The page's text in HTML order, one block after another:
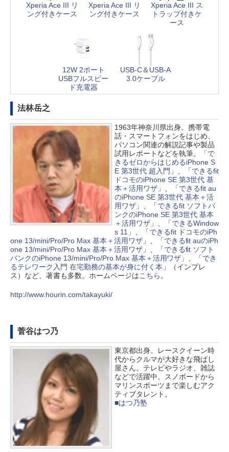
Xperia Ace III リ
ング付きケース
Xperia Ace III リ
ング付きケース
Xperia Ace III ス
トラップ付きケ
ース
12W 2ポート
USBフルスピー
ド充電器
USB-C＆USB-A
3.0ケーブル
法林岳之
1963年神奈川県出身。携帯電
話・スマートフォンをはじめ、
パソコン関連の解説記事や製品
試用レポートなどを執筆。「で
きるゼロからはじめるiPhone S
E 第3世代 超入門 」、「できるfit
ドコモのiPhone SE 第3世代 基
本＋活用ワザ」、「できるfit au
のiPhone SE 第3世代 基本＋活
用ワザ」、「できるfit ソフトバ
ンクのiPhone SE 第3世代 基本
＋活用ワザ」、「できるWindow
s 11 」、「できるfit ドコモのiPh
one 13/mini/Pro/Pro Max 基本＋活用ワザ」、「できるfit auのiPh
one 13/mini/Pro/Pro Max 基本＋活用ワザ」、「できるfit ソフト
バンクのiPhone 13/mini/Pro/Pro Max 基本＋活用ワザ 」、「でき
るテレワーク入門 在宅勤務の基本が身に付く本 」（インプレ
ス）など、著書も多数。ホームページはこちら 。
http://www.hourin.com/takayuki/
菅谷はつ乃
東京都出身。レースクイーン時
代からクルマが大好きな飛ばし
屋さん。テレビやラジオ、雑誌
などで活躍中。スノボードから
マリンスポーツまで楽しむアク
ティブタレント。
■はつ乃塾